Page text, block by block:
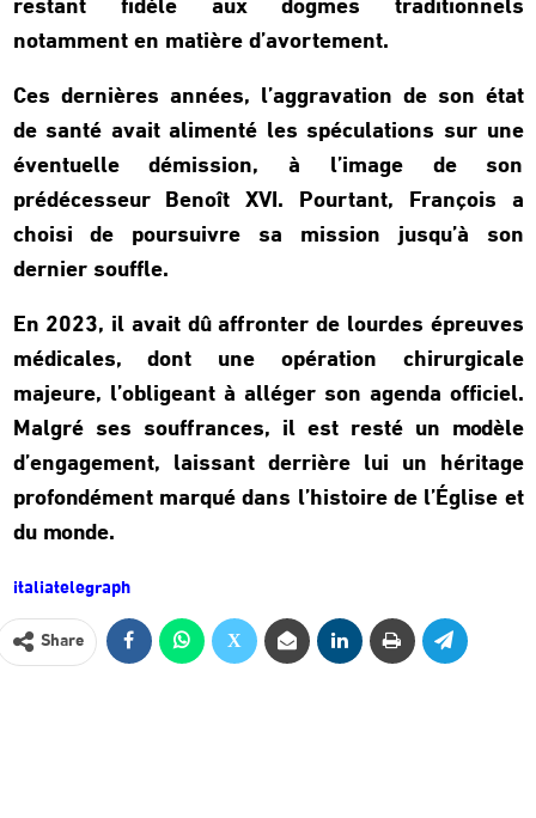
restant fidèle aux dogmes traditionnels
notamment en matière d’avortement.
Ces dernières années, l’aggravation de son état
de santé avait alimenté les spéculations sur une
éventuelle démission, à l’image de son
prédécesseur Benoît XVI. Pourtant, François a
choisi de poursuivre sa mission jusqu’à son
dernier souffle.
En 2023, il avait dû affronter de lourdes épreuves
médicales, dont une opération chirurgicale
majeure, l’obligeant à alléger son agenda officiel.
Malgré ses souffrances, il est resté un modèle
d’engagement, laissant derrière lui un héritage
profondément marqué dans l’histoire de l’Église et
du monde.
italiatelegraph
Share